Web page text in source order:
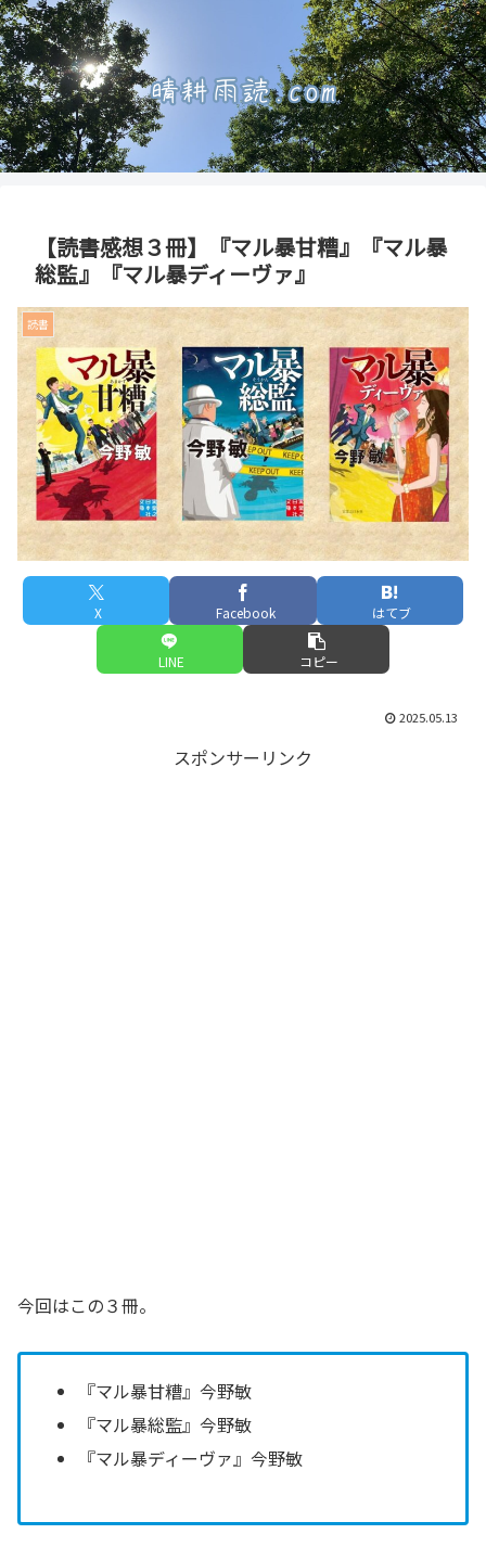
【読書感想３冊】『マル暴甘糟』『マル暴
総監』『マル暴ディーヴァ』
読書
X Facebook はてブ
LINE コピー
2025.05.13
スポンサーリンク
今回はこの３冊。
『マル暴甘糟』今野敏
『マル暴総監』今野敏
『マル暴ディーヴァ』今野敏